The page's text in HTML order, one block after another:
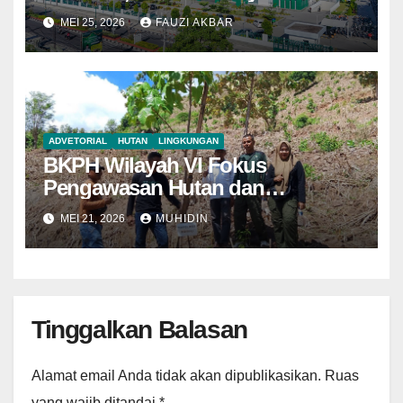
Tegaskan Semua Sesuai
Prosedur
MEI 25, 2026 FAUZI AKBAR
ADVETORIAL HUTAN LINGKUNGAN
BKPH Wilayah VI Fokus
Pengawasan Hutan dan
Pemantauan Demplot di KH Riwo
MEI 21, 2026 MUHIDIN
Tinggalkan Balasan
Alamat email Anda tidak akan dipublikasikan. Ruas